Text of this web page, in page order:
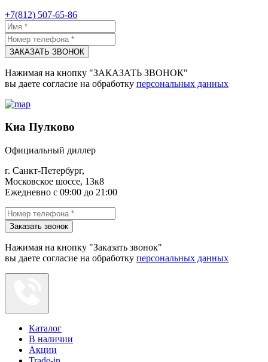
+7(812) 507-65-86
ЗАКАЗАТЬ ЗВОНОК
Нажимая на кнопку "ЗАКАЗАТЬ ЗВОНОК"
вы даете согласие на обработку персональных данных
Киа Пулково
Официальный диллер
г. Санкт-Петербург,
Московское шоссе, 13к8
Ежедневно с 09:00 до 21:00
Заказать звонок
Нажимая на кнопку "Заказать звонок"
вы даете согласие на обработку персональных данных
Каталог
В наличии
Акции